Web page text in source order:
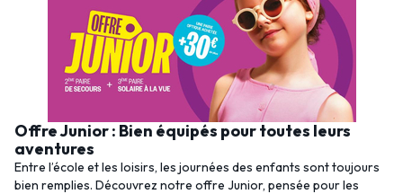
Offre Junior : Bien équipés pour toutes leurs
aventures
Entre l’école et les loisirs, les journées des enfants sont toujours
bien remplies. Découvrez notre offre Junior, pensée pour les